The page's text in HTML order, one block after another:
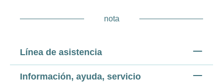
nota
Línea de asistencia
Información, ayuda, servicio